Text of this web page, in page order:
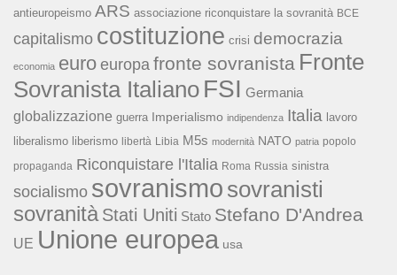
antieuropeismo ARS associazione riconquistare la sovranità BCE
capitalismo costituzione crisi democrazia
economia euro europa fronte sovranista Fronte
Sovranista Italiano FSI Germania
globalizzazione guerra Imperialismo indipendenza Italia lavoro
liberalismo liberismo libertà Libia M5s modernità NATO patria popolo
propaganda Riconquistare l'Italia Roma Russia sinistra
socialismo sovranismo sovranisti
sovranità Stati Uniti Stato Stefano D'Andrea
UE Unione europea usa